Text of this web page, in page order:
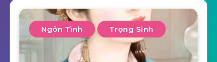
Ngôn Tình Trọng Sinh